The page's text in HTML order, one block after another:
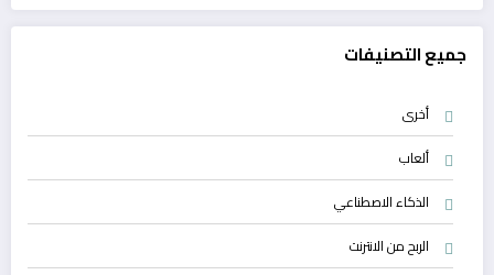
جميع التصنيفات
أخرى
ألعاب
الذكاء الاصطناعي
الربح من الانترنت